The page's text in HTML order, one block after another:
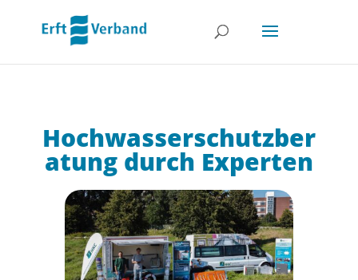
Hochwasserschutzber
atung durch Experten